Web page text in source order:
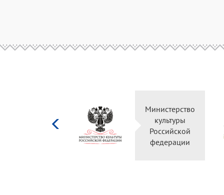
Министерство
культуры
Российской
федерации